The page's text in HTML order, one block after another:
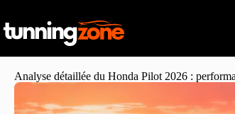
Analyse détaillée du Honda Pilot 2026 :